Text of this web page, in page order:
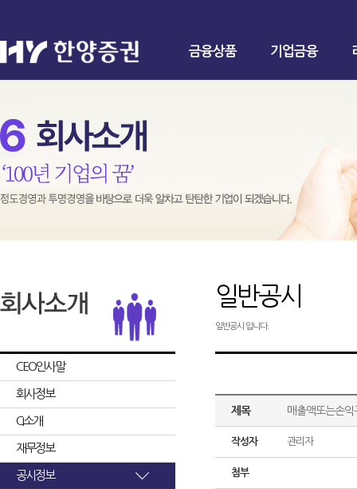
금융상품 기업금융
CEO인사말
회사정보
CI소개
재무정보
공시정보
일반공시
일반공시 입니다.
제목 매출액또는손
작성자 관리자
첨부